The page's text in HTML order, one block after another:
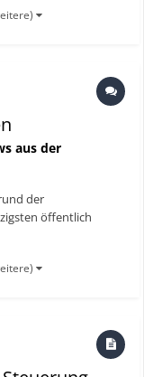
den Ausb...
aus der
der
öffentlich
auf rund
den Ausb...